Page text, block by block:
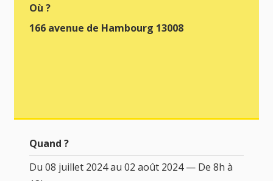
Où ?
166 avenue de Hambourg 13008
Quand ?
Du 08 juillet 2024 au 02 août 2024 — De 8h à